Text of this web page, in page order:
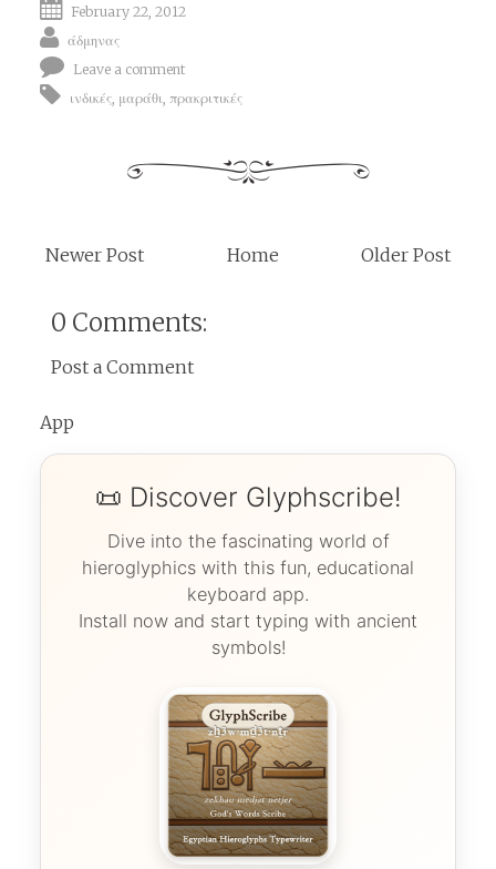
February 22, 2012
άδμηνας
Leave a comment
ινδικές, μαράθι, πρακριτικές
Newer Post Older Post
Home
0 Comments:
Post a Comment
App
📜 Discover Glyphscribe!
Dive into the fascinating world of
hieroglyphics with this fun, educational
keyboard app.
Install now and start typing with ancient
symbols!